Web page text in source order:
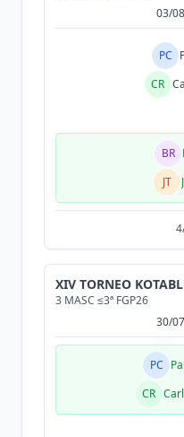
03/
PC
CR
BR
JT
XIV TORNEO
3 MASC ≤3ª FGP26
30/
PC
CR